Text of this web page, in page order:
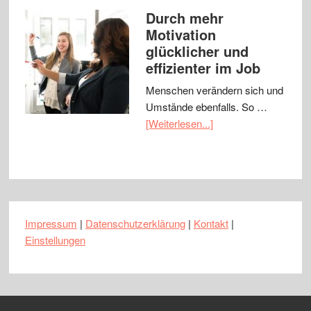
Durch mehr
Motivation
glücklicher und
effizienter im Job
Menschen verändern sich und
Umstände ebenfalls. So …
[Weiterlesen...]
Impressum | Datenschutzerklärung| Kontakt|
Einstellungen